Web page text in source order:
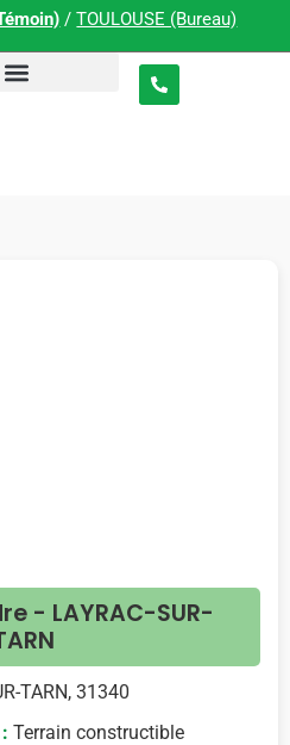
/TOULOUSE (Bureau)
- LAYRAC-SUR-
TARN, 31340
Terrain constructible